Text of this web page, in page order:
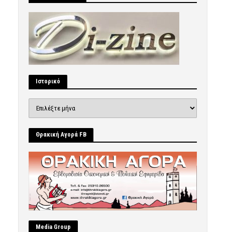
Ιστορικό
Θρακική Αγορά FB
Μedia Group